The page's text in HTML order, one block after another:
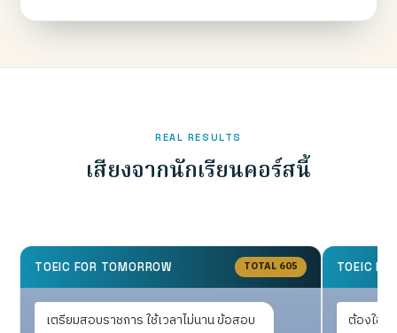
REAL RESULTS
เสียงจากนักเรียนคอร์สนี้
TOEIC FOR TOMORROW TOTAL 605
เตรียมสอบราชการ ใช้เวลาไม่นาน ข้อสอบ
TOEIC
ต้องใช้ยื่